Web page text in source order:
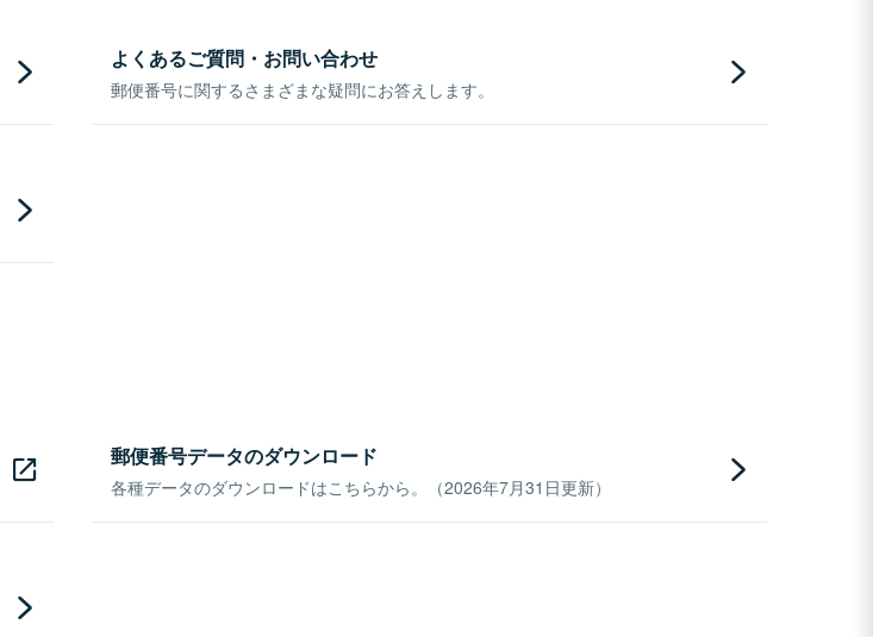
よくあるご質問・お問い合わせ
郵便番号に関するさまざまな疑問にお答えします。
郵便番号データのダウンロード
各種データのダウンロードはこちらから。（2026年7月31日更新）